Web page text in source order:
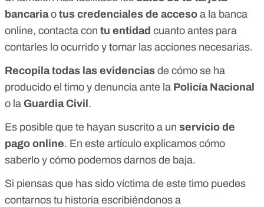
bancariao tus credenciales de acceso a la banca
online, contacta con tu entidad cuanto antes para
contarles lo ocurrido y tomar las acciones necesarias.
Recopila todas las evidencias de cómo se ha
producido el timo y denuncia ante la Policía Nacional
o la Guardia Civil .
Es posible que te hayan suscrito a un servicio de
pago online. En este artículo explicamos cómo
saberlo y cómo podemos darnos de baja.
Si piensas que has sido víctima de este timo puedes
contarnos tu historia escribiéndonos a